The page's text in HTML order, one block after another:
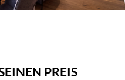
PREIS